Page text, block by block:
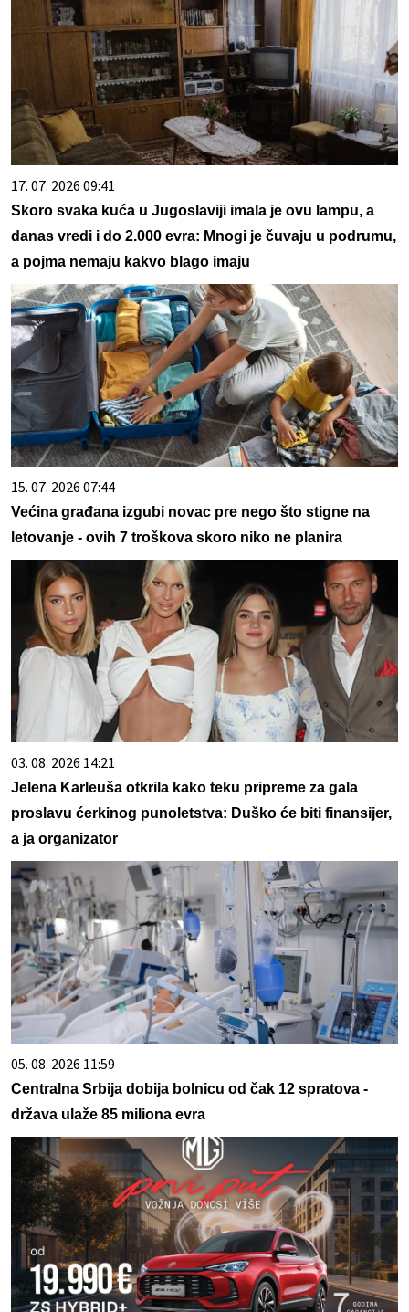
17. 07. 2026 09:41
Skoro svaka kuća u Jugoslaviji imala je ovu lampu, a
danas vredi i do 2.000 evra: Mnogi je čuvaju u podrumu,
a pojma nemaju kakvo blago imaju
15. 07. 2026 07:44
Većina građana izgubi novac pre nego što stigne na
letovanje - ovih 7 troškova skoro niko ne planira
03. 08. 2026 14:21
Jelena Karleuša otkrila kako teku pripreme za gala
proslavu ćerkinog punoletstva: Duško će biti finansijer,
a ja organizator
05. 08. 2026 11:59
Centralna Srbija dobija bolnicu od čak 12 spratova -
država ulaže 85 miliona evra